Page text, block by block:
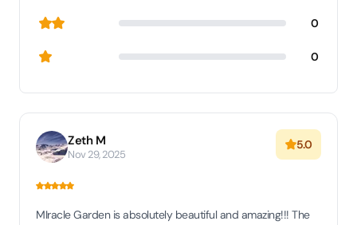
0
0
Zeth M
Nov 29, 2025
5.0
MIracle Garden is absolutely beautiful and amazing!!! The